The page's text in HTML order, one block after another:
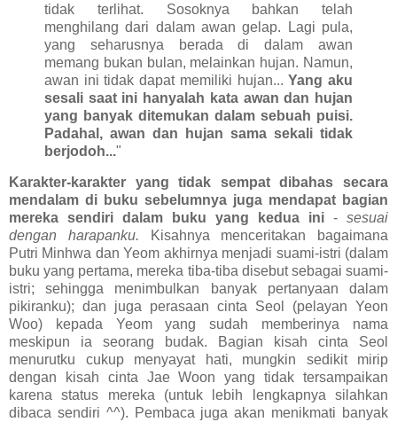
tidak terlihat. Sosoknya bahkan telah
menghilang dari dalam awan gelap. Lagi pula,
yang seharusnya berada di dalam awan
memang bukan bulan, melainkan hujan. Namun,
awan ini tidak dapat memiliki hujan...Yang aku
sesali saat ini hanyalah kata awan dan hujan
yang banyak ditemukan dalam sebuah puisi.
Padahal, awan dan hujan sama sekali tidak
berjodoh..."
Karakter-karakter yang tidak sempat dibahas secara
mendalam di buku sebelumnya juga mendapat bagian
mereka sendiri dalam buku yang kedua ini - sesuai
dengan harapanku.
Kisahnya menceritakan bagaimana
Putri Minhwa dan Yeom akhirnya menjadi suami-istri (dalam
buku yang pertama, mereka tiba-tiba disebut sebagai suami-
istri; sehingga menimbulkan banyak pertanyaan dalam
pikiranku); dan juga perasaan cinta Seol (pelayan Yeon
Woo) kepada Yeom yang sudah memberinya nama
meskipun ia seorang budak. Bagian kisah cinta Seol
menurutku cukup menyayat hati, mungkin sedikit mirip
dengan kisah cinta Jae Woon yang tidak tersampaikan
karena status mereka (untuk lebih lengkapnya silahkan
dibaca sendiri ^^). Pembaca juga akan menikmati banyak